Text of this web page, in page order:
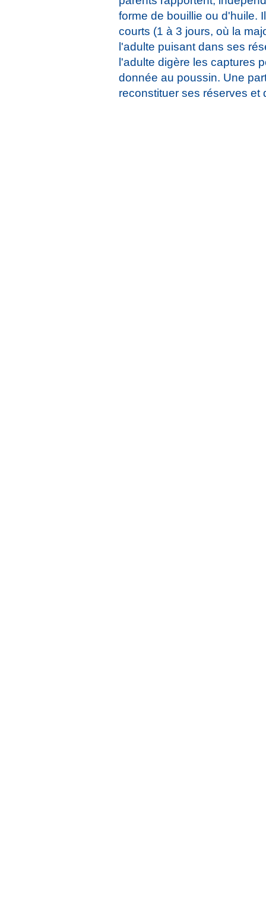
forme de bouillie ou d'huile.
courts (1 à 3 jours, où la
l'adulte puisant dans ses
l'adulte digère les captures
donnée au poussin. Une
reconstituer ses réserves et